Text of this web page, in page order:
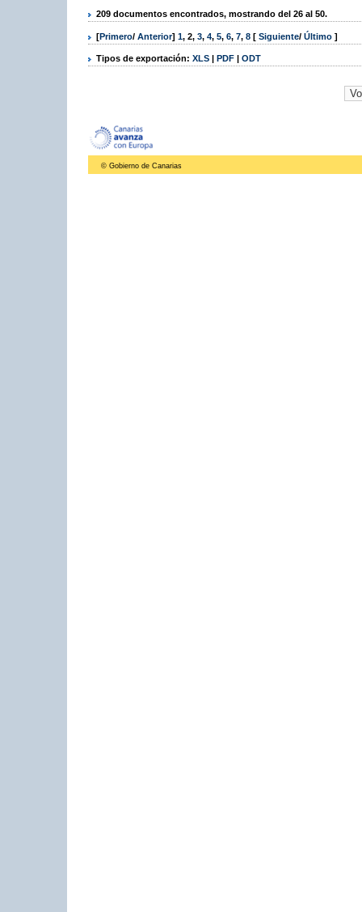
209 documentos encontrados, mostrando del 26 al 50.
[Primero/ Anterior] 1, 2, 3, 4, 5, 6, 7, 8 [ Siguiente/ Último ]
Tipos de exportación: XLS | PDF | ODT
© Gobierno de Canarias